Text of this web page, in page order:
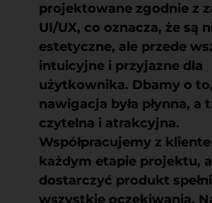
projektowane zgodnie z
UI/UX, co oznacza, że są
estetyczne, ale przede
intuicyjne i przyjazne dla
użytkownika. Dbamy o
nawigacja była płynna, a
czytelna i atrakcyjna.
Współpracujemy z
każdym etapie projektu,
dostarczyć produkt
wszystkie oczekiwania.